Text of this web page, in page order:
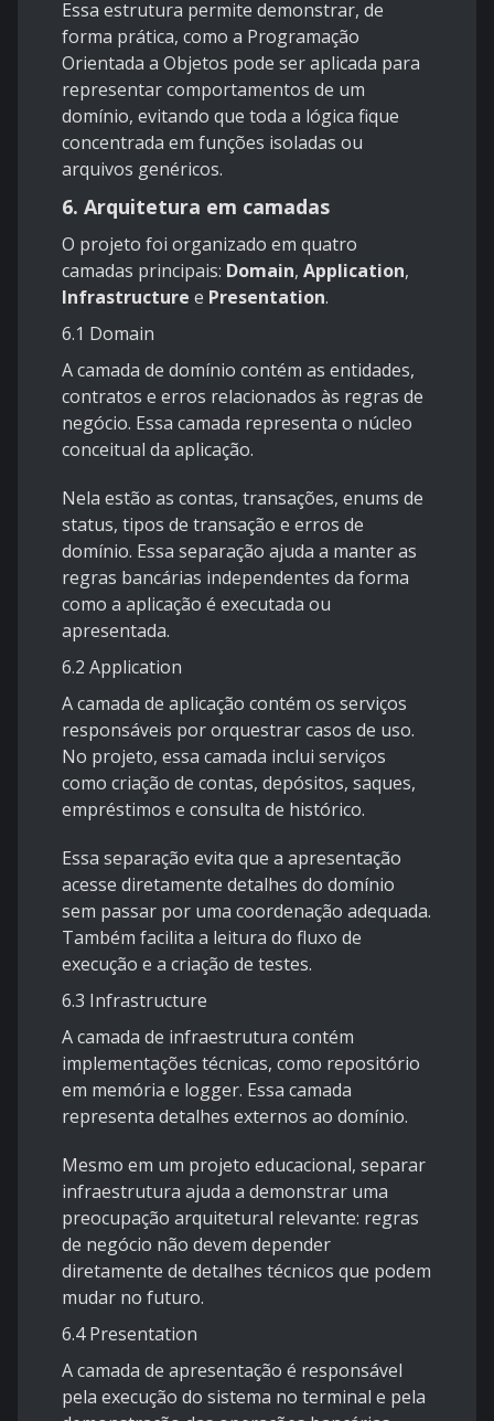
Essa estrutura permite demonstrar, de
forma prática, como a Programação
Orientada a Objetos pode ser aplicada para
representar comportamentos de um
domínio, evitando que toda a lógica fique
concentrada em funções isoladas ou
arquivos genéricos.
6. Arquitetura em camadas
O projeto foi organizado em quatro
camadas principais: Domain, Application,
Infrastructure e Presentation.
6.1 Domain
A camada de domínio contém as entidades,
contratos e erros relacionados às regras de
negócio. Essa camada representa o núcleo
conceitual da aplicação.
Nela estão as contas, transações, enums de
status, tipos de transação e erros de
domínio. Essa separação ajuda a manter as
regras bancárias independentes da forma
como a aplicação é executada ou
apresentada.
6.2 Application
A camada de aplicação contém os serviços
responsáveis por orquestrar casos de uso.
No projeto, essa camada inclui serviços
como criação de contas, depósitos, saques,
empréstimos e consulta de histórico.
Essa separação evita que a apresentação
acesse diretamente detalhes do domínio
sem passar por uma coordenação adequada.
Também facilita a leitura do fluxo de
execução e a criação de testes.
6.3 Infrastructure
A camada de infraestrutura contém
implementações técnicas, como repositório
em memória e logger. Essa camada
representa detalhes externos ao domínio.
Mesmo em um projeto educacional, separar
infraestrutura ajuda a demonstrar uma
preocupação arquitetural relevante: regras
de negócio não devem depender
diretamente de detalhes técnicos que podem
mudar no futuro.
6.4 Presentation
A camada de apresentação é responsável
pela execução do sistema no terminal e pela